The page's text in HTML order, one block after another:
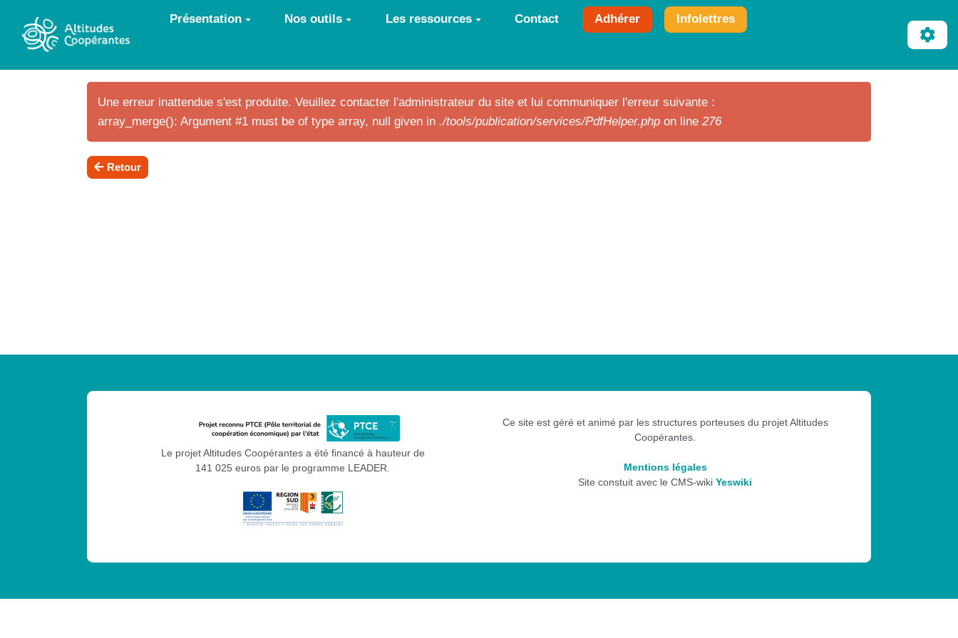
Aller au contenu principal Présentation Nos outils Les ressources Contact Adhérer Infolettres
Une erreur inattendue s'est produite. Veuillez contacter l'administrateur du site et lui communiquer l'erreur suivante :
array_merge(): Argument #1 must be of type array, null given in ./tools/publication/services/PdfHelper.php on line 276
Retour
Le projet Altitudes Coopérantes a été financé à hauteur de
141 025 euros par le programme LEADER.
Ce site est géré et animé par les structures porteuses du projet Altitudes
Coopérantes.
Mentions légales
Site constuit avec le CMS-wikiYeswiki